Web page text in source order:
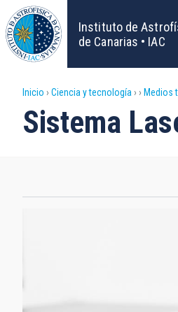
Pasar
al
contenido
principal
Instituto de
de Canarias • IAC
Sobrescribir
enlaces
ayuda
navegación
Inicio Ciencia y tecnología Medios
Sistema